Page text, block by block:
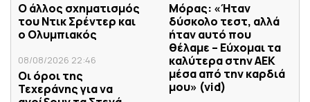
Ο άλλος σχηματισμός
του Ντικ Σρέντερ και
ο Ολυμπιακός
08/08/2026 22:46
Οι όροι της
Τεχεράνης για να
Μόρας: «Ήταν
δύσκολο τεστ, αλλά
ήταν αυτό που
θέλαμε – Εύχομαι τα
καλύτερα στην ΑΕΚ
μέσα από την καρδιά
μου» (vid)